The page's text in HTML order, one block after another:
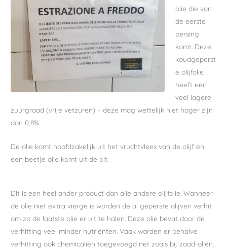
olie die van
de eerste
persing
komt. Deze
koudgeperst
e olijfolie
heeft een
veel lagere
zuurgraad (vrije vetzuren) – deze mag wettelijk niet hoger zijn
dan 0,8%.
De olie komt hoofdzakelijk uit het vruchtvlees van de olijf en
een beetje olie komt uit de pit.
Dit is een heel ander product dan alle andere olijfolie. Wanneer
de olie niet extra vierge is worden de al geperste olijven verhit
om zo de laatste olie er uit te halen. Deze olie bevat door de
verhitting veel minder nutriënten. Vaak worden er behalve
verhitting ook chemicaliën toegevoegd net zoals bij zaad-oliën.